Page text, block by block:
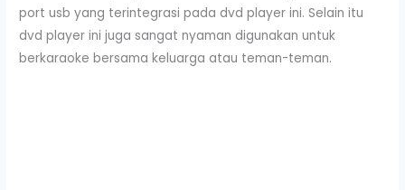
port usb yang terintegrasi pada dvd player ini. Selain itu
dvd player ini juga sangat nyaman digunakan untuk
berkaraoke bersama keluarga atau teman-teman.